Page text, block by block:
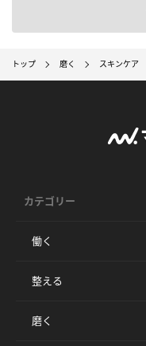
トップ 磨く スキンケア
カテゴリー
働く
整える
磨く